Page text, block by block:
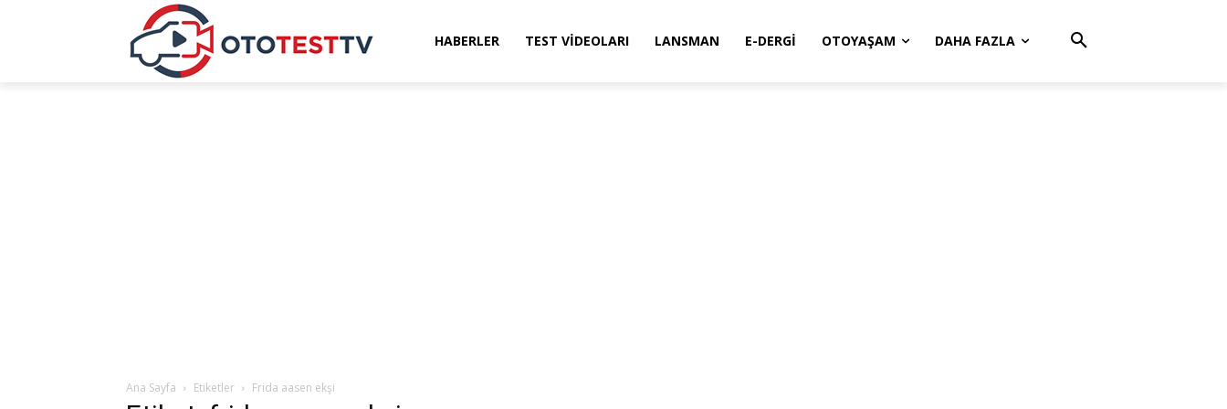
HABERLER TEST VIDEOLARI LANSMAN E-DERGI OTOYAŞAM DAHA FAZLA
Ana Sayfa Etiketler Frida aasen ekşi